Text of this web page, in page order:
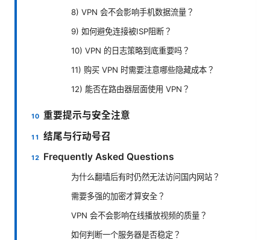
8) VPN 会不会影响手机数据流量？
9) 如何避免连接被ISP阻断？
10) VPN 的日志策略到底重要吗？
11) 购买 VPN 时需要注意哪些隐藏成本？
12) 能否在路由器层面使用 VPN？
重要提示与安全注意
结尾与行动号召
Frequently Asked Questions
为什么翻墙后有时仍然无法访问国内网站？
需要多强的加密才算安全？
VPN 会不会影响在线播放视频的质量？
如何判断一个服务器是否稳定？